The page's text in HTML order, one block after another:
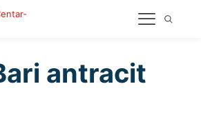
antracit